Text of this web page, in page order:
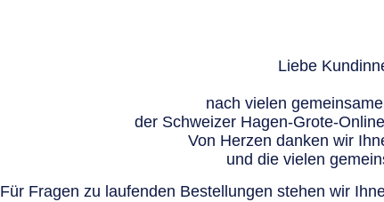
Liebe
nach vielen
der Schweizer Hagen-Grote-
Von Herzen danken wir
und die vielen
Für Fragen zu laufenden Bestellungen stehen wir